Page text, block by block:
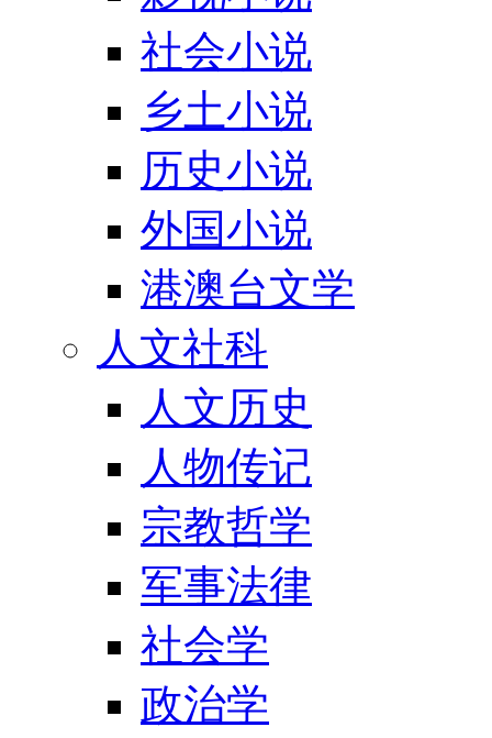
社会小说
乡土小说
历史小说
外国小说
港澳台文学
人文社科
人文历史
人物传记
宗教哲学
军事法律
社会学
政治学